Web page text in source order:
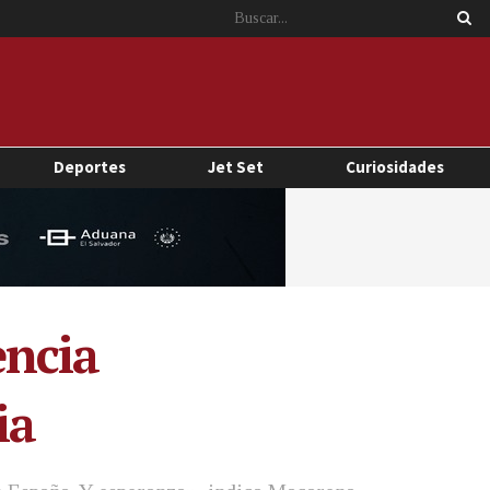
Deportes Jet Set Curiosidades